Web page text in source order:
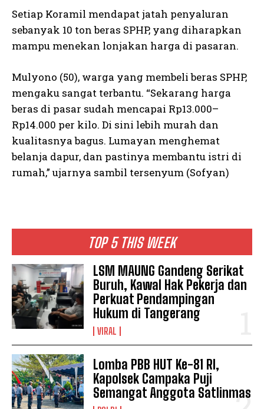
TOP 5 THIS WEEK
LSM MAUNG Gandeng Serikat
Buruh, Kawal Hak Pekerja dan
Perkuat Pendampingan
Hukum di Tangerang
VIRAL
Lomba PBB HUT Ke-81 RI,
Kapolsek Campaka Puji
Semangat Anggota Satlinmas
Setiap Koramil mendapat jatah penyaluran
sebanyak 10 ton beras SPHP, yang diharapkan
mampu menekan lonjakan harga di pasaran.
Mulyono (50), warga yang membeli beras SPHP,
mengaku sangat terbantu. “Sekarang harga
beras di pasar sudah mencapai Rp13.000–
Rp14.000 per kilo. Di sini lebih murah dan
kualitasnya bagus. Lumayan menghemat
belanja dapur, dan pastinya membantu istri di
rumah,” ujarnya sambil tersenyum (Sofyan)